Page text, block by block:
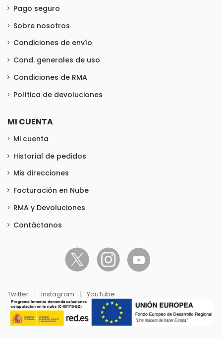
Pago seguro
Sobre nosotros
Condiciones de envío
Cond. generales de uso
Condiciones de RMA
Política de devoluciones
MI CUENTA
Mi cuenta
Historial de pedidos
Mis direcciones
Facturación en Nube
RMA y Devoluciones
Contáctanos
Twitter | Instagram | YouTube